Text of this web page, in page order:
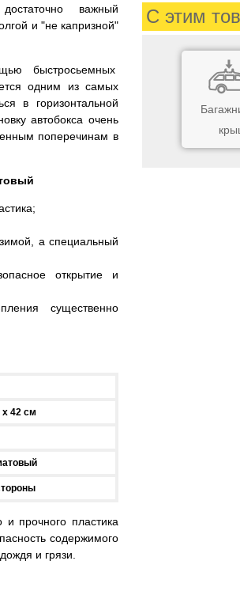
важный
и "не капризной"
быстросьемных
одним из самых
в горизонтальной
автобокса очень
поперечинам в
а специальный
открытие и
существенно
x 42 см
и прочного пластика
содержимого
и грязи.
С этим